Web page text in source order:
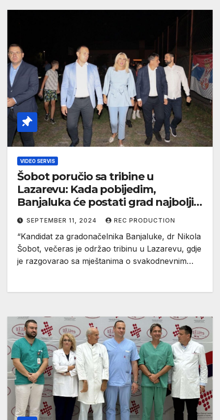
VIDEO SERVIS
Šobot poručio sa tribine u
Lazarevu: Kada pobijedim,
Banjaluka će postati grad najboljih
stručnjaka, a ne najboljih drugova
(VIDEO)
SEPTEMBER 11, 2024 REC PRODUCTION
“Kandidat za gradonačelnika Banjaluke, dr Nikola
Šobot, večeras je održao tribinu u Lazarevu, gdje
je razgovarao sa mještanima o svakodnevnim…